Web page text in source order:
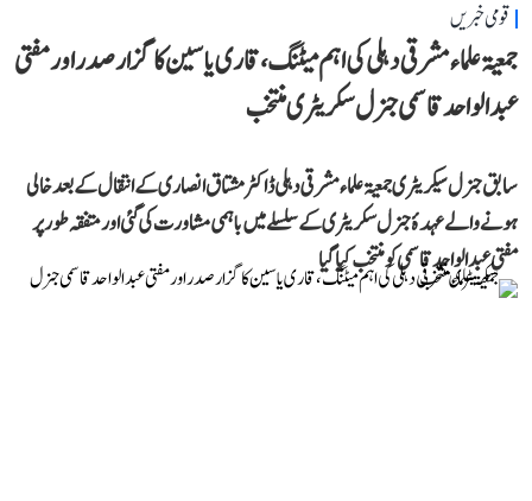
قومی خبریں
جمعیۃ علماء مشرقی دہلی کی اہم میٹنگ، قاری یاسین کا گزار صدر اور مفتی
عبد الواحد قاسمی جنرل سکریٹری منتخب
سابق جنرل سیکریٹری جمعیۃ علماء مشرقی دہلی ڈاکٹر مشتاق انصاری کے انتقال کے بعد خالی
ہونے والے عہدۂ جنرل سکریٹری کے سلسلے میں باہمی مشاورت کی گئی اور متفقہ طور پر
مفتی عبد الواحد قاسمی کو منتخب کیا گیا